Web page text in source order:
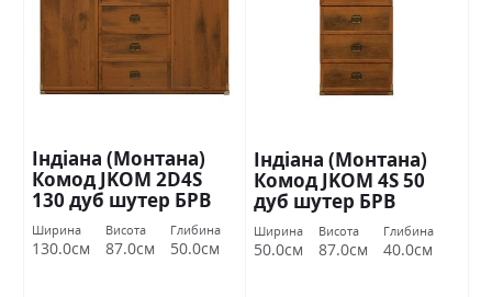
Індіана (Монтана)
Комод JKOM 2D4S
130 дуб шутер БРВ
Україна
Ширина
130.0см
Висота
87.0см
Глибина
50.0см
Індіана (Монтана)
Комод JKOM 4S 50
дуб шутер БРВ
Україна
Ширина
50.0см
Висота
87.0см
Глибина
40.0см